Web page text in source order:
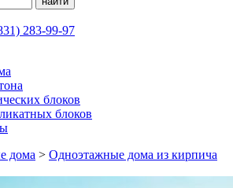
283-99-97
блоков
блоков
дома > Одноэтажные дома из кирпича